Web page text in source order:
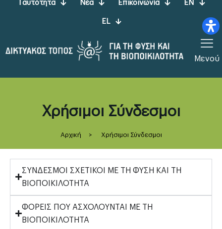
Ταυτότητα Νέα Επικοινωνία EN
EL
Μενού
Χρήσιμοι Σύνδεσμοι
Αρχική > Χρήσιμοι Σύνδεσμοι
ΣΥΝΔΕΣΜΟΙ ΣΧΕΤΙΚΟΙ ΜΕ ΤΗ ΦΥΣΗ ΚΑΙ ΤΗ
ΒΙΟΠΟΙΚΙΛΟΤΗΤΑ
ΦΟΡΕΙΣ ΠΟΥ ΑΣΧΟΛΟΥΝΤΑΙ ΜΕ ΤΗ
ΒΙΟΠΟΙΚΙΛΟΤΗΤΑ